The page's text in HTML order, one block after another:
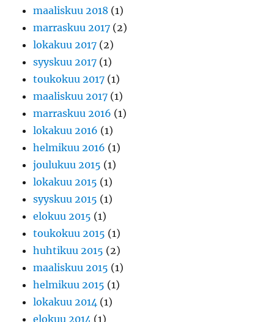
maaliskuu 2018 (1)
marraskuu 2017 (2)
lokakuu 2017 (2)
syyskuu 2017 (1)
toukokuu 2017 (1)
maaliskuu 2017 (1)
marraskuu 2016 (1)
lokakuu 2016 (1)
helmikuu 2016 (1)
joulukuu 2015 (1)
lokakuu 2015 (1)
syyskuu 2015 (1)
elokuu 2015 (1)
toukokuu 2015 (1)
huhtikuu 2015 (2)
maaliskuu 2015 (1)
helmikuu 2015 (1)
lokakuu 2014 (1)
elokuu 2014 (1)